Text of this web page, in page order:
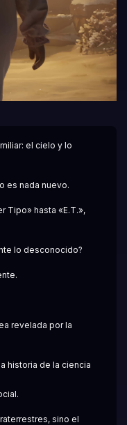
el cielo y lo
es nada nuevo.
Tipo» hasta «E.T.»,
lo desconocido?
revelada por la
historia de la ciencia
sino el